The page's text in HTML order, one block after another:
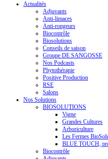
Actualités
Adjuvants
Anti-limaces
Anti-rongeurs
Biocontrôle
Biosolutions
Conseils de saison
Groupe DE SANGOSSE
Nos Podcasts
Phytothérapie
Positive Production
RSE
Salons
Nos Solutions
BIOSOLUTIONS
Vigne
Grandes Cultures
Arboriculture
Les Fermes
BLUE TOUCH,
Biocontrôle